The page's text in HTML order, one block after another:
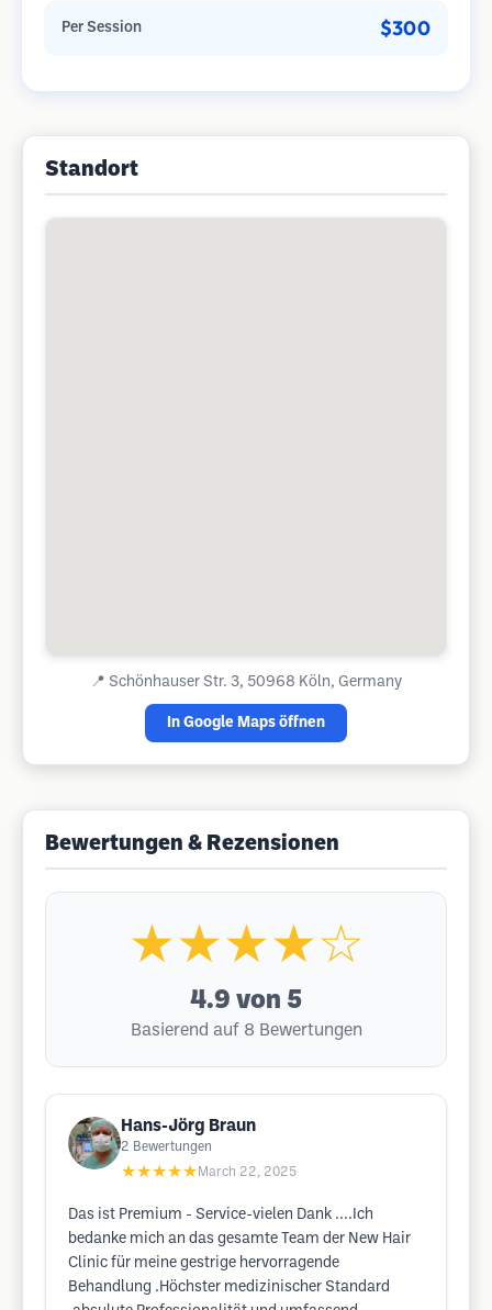
mehrere Sitzungen erforderlich.
Per Session $300
Standort
📍 Schönhauser Str. 3, 50968 Köln, Germany
In Google Maps öffnen
Bewertungen & Rezensionen
★★★★☆
4.9 von 5
Basierend auf 8 Bewertungen
Hans-Jörg Braun
2 Bewertungen
★★★★★ March 22, 2025
Das ist Premium - Service-vielen Dank ....Ich
bedanke mich an das gesamte Team der New Hair
Clinic für meine gestrige hervorragende
Behandlung .Höchster medizinischer Standard